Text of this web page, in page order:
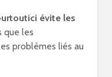
évite les
que les
problèmes liés au